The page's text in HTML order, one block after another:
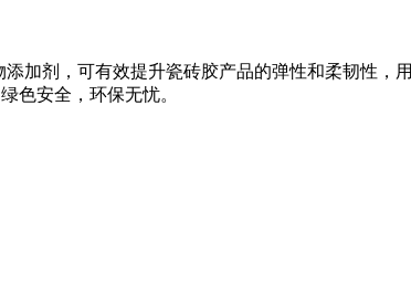
加剂，可有效提升瓷砖胶产品的弹性和柔韧性，
色安全，环保无忧。